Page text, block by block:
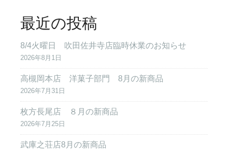
最近の投稿
8/4火曜日 吹田佐井寺店臨時休業のお知らせ
2026年8月1日
高槻岡本店 洋菓子部門 8月の新商品
2026年7月31日
枚方長尾店 ８月の新商品
2026年7月25日
武庫之荘店8月の新商品